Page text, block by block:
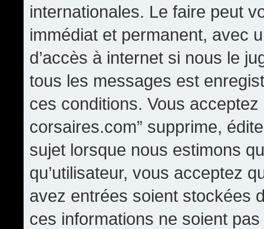
internationales. Le faire peut
immédiat et permanent, avec
d’accès à internet si nous le
tous les messages est
ces conditions. Vous
corsaires.com” supprime,
sujet lorsque nous estimons
qu’utilisateur, vous acceptez
avez entrées soient stockées
ces informations ne soient